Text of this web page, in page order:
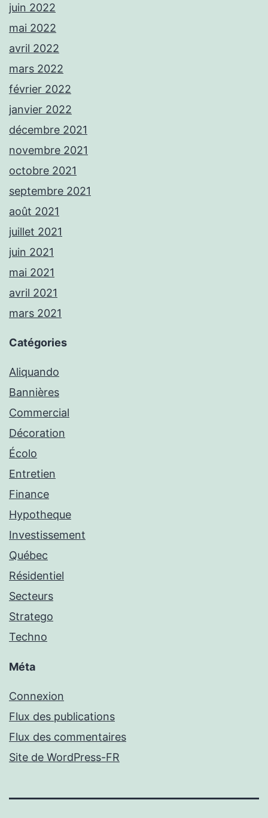
juin 2022
mai 2022
avril 2022
mars 2022
février 2022
janvier 2022
décembre 2021
novembre 2021
octobre 2021
septembre 2021
août 2021
juillet 2021
juin 2021
mai 2021
avril 2021
mars 2021
Catégories
Aliquando
Bannières
Commercial
Décoration
Écolo
Entretien
Finance
Hypotheque
Investissement
Québec
Résidentiel
Secteurs
Stratego
Techno
Méta
Connexion
Flux des publications
Flux des commentaires
Site de WordPress-FR